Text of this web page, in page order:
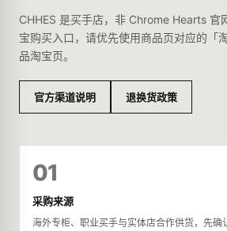
CHHES 是买手店，非 Chrome Hearts 官
宝购买入口，请优先使用商品页对应的「
品淘宝页。
官方渠道说明 退换货政策
01
采购来源
海外专柜、职业买手与实体店合作供货，先确